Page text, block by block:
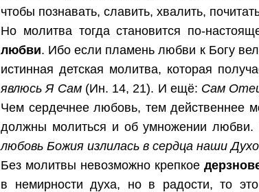
чтобы познавать, славить, хвалить,
Но молитва тогда становится по-
любви. Ибо если пламень любви к Богу
истинная детская молитва, которая
явлюсь Я Сам(Ин. 14, 21). И ещё: Сам
Чем сердечнее любовь, тем действеннее
должны молиться и об умножении любви.
любовь Божия излилась в сердца наши
Без молитвы невозможно крепкое
в немирности духа, но в радости, то